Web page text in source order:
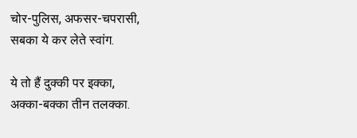
चोर-पुलिस, अफसर-चपरासी,
सबका ये कर लेते स्वांग.
ये तो हैं दुक्की पर इक्का,
अक्का-बक्का तीन तलक्का.